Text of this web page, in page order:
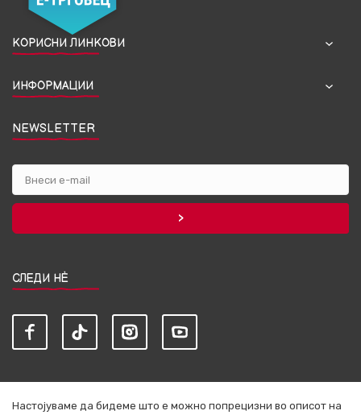
КОРИСНИ ЛИНКОВИ
ИНФОРМАЦИИ
NEWSLETTER
СЛЕДИ НЀ
Настојуваме да бидеме што е можно попрецизни во описот на